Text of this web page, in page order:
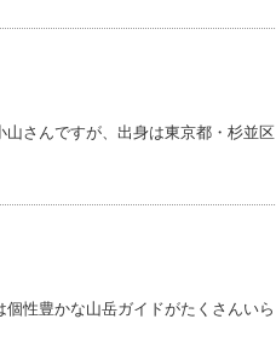
さんですが、出身は東京都・杉並区
性豊かな山岳ガイドがたくさんいら